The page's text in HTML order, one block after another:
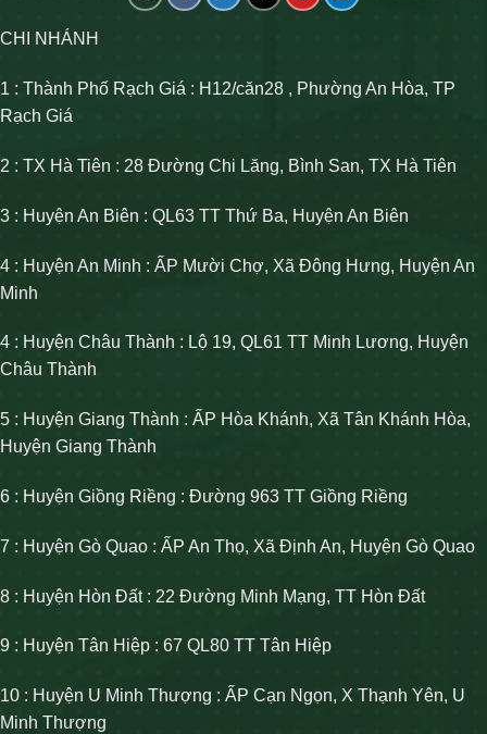
CHI NHÁNH
1 : Thành Phố Rạch Giá : H12/căn28 , Phường An Hòa, TP
Rạch Giá
2 : TX Hà Tiên : 28 Đường Chi Lăng, Bình San, TX Hà Tiên
3 : Huyện An Biên : QL63 TT Thứ Ba, Huyện An Biên
4 : Huyện An Minh : ẤP Mười Chợ, Xã Đông Hưng, Huyện An
Minh
4 : Huyện Châu Thành : Lộ 19, QL61 TT Minh Lương, Huyện
Châu Thành
5 : Huyện Giang Thành : ẤP Hòa Khánh, Xã Tân Khánh Hòa,
Huyện Giang Thành
6 : Huyện Giồng Riềng : Đường 963 TT Giồng Riềng
7 : Huyện Gò Quao : ẤP An Thọ, Xã Định An, Huyện Gò Quao
8 : Huyện Hòn Đất : 22 Đường Minh Mạng, TT Hòn Đất
9 : Huyện Tân Hiệp : 67 QL80 TT Tân Hiệp
10 : Huyện U Minh Thượng : ẤP Cạn Ngọn, X Thạnh Yên, U
Minh Thượng